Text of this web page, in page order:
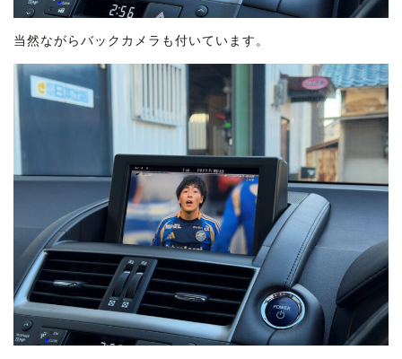
当然ながらバックカメラも付いています。